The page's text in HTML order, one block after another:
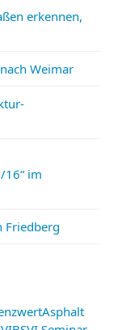
erkennen,
Weimar
16“ im
Friedberg
Asphalt